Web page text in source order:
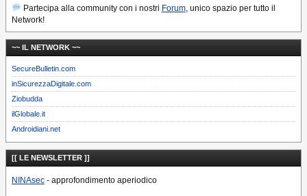
Partecipa alla community con i nostri Forum, unico spazio per tutto il
Network!
~~ IL NETWORK ~~
SecureBulletin.com
inSicurezzaDigitale.com
Ziobudda
ilGlobale.it
Androidiani.net
[[ LE NEWSLETTER ]]
NINAsec - approfondimento aperiodico